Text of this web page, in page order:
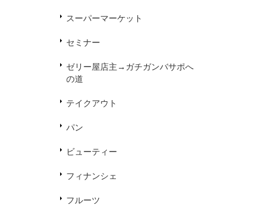
スーパーマーケット
セミナー
ゼリー屋店主→ガチガンバサポへ
の道
テイクアウト
パン
ビューティー
フィナンシェ
フルーツ